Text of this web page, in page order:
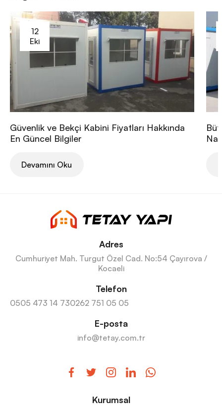
12
Eki
Güvenlik ve Bekçi Kabini Fiyatları Hakkında
En Güncel Bilgiler
Devamını Oku
Adres
Cumhuriyet Mah. Turgut Özel Cad. No:54 Çayırova /
Kocaeli
Telefon
0505 473 14 730262 751 05 05
E-posta
info@tetay.com.tr
Kurumsal